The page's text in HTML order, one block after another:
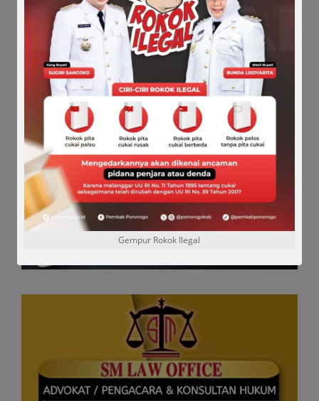
Kepala Desa Lapor Polisi
August 3, 2026
Diduga Aniaya Wanita, Oknum Kepala Desa di
Kecamatan Bungkal Dilaporkan Polisi
August 2, 2026
PWI Kecam Tindakan Wakil Ketua DPRD
Ponorogo terhadap Jurnalis
July 31, 2026
Gempur Rokok Ilegal